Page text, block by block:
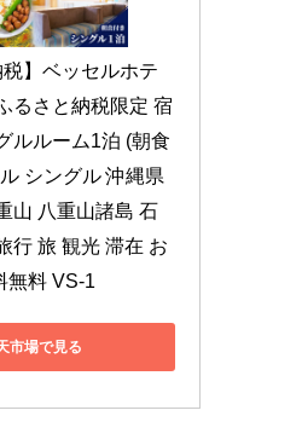
税】ベッセルホテ
るさと納税限定 宿
ルルーム1泊 (朝食
シングル 沖縄県
山 八重山諸島 石
行 旅 観光 滞在 お
無料 VS-1
市場で見る